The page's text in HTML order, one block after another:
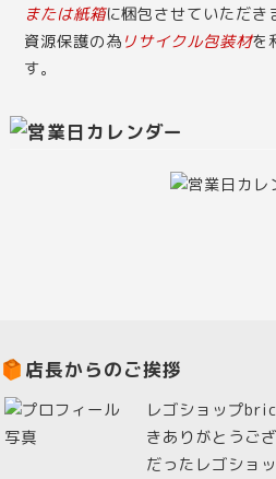
または紙箱に梱包させていただき
資源保護の為 リサイクル包装材を
す。
店長からのご挨拶
レゴショップ
きありがとうご
だったレゴショ